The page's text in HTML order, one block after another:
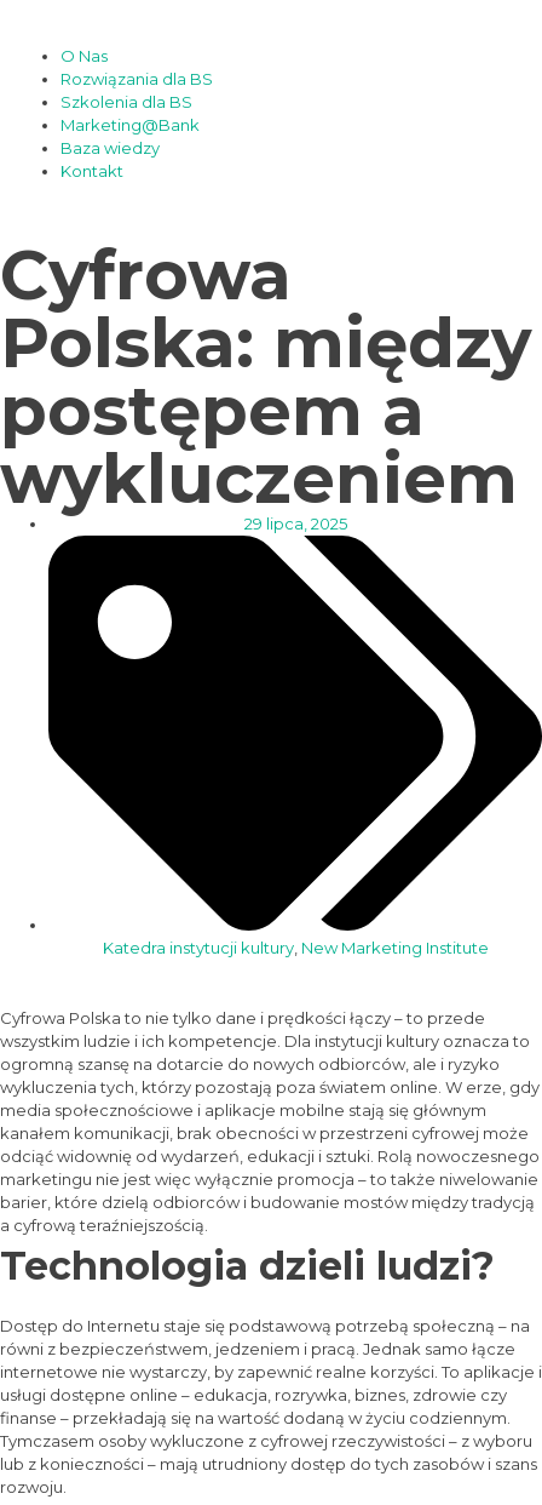
O Nas
Rozwiązania dla BS
Szkolenia dla BS
Marketing@Bank
Baza wiedzy
Kontakt
Cyfrowa
Polska: między
postępem a
wykluczeniem
29 lipca, 2025
Katedra instytucji kultury, New Marketing Institute
Cyfrowa Polska to nie tylko dane i prędkości łączy – to przede
wszystkim ludzie i ich kompetencje. Dla instytucji kultury oznacza to
ogromną szansę na dotarcie do nowych odbiorców, ale i ryzyko
wykluczenia tych, którzy pozostają poza światem online. W erze, gdy
media społecznościowe i aplikacje mobilne stają się głównym
kanałem komunikacji, brak obecności w przestrzeni cyfrowej może
odciąć widownię od wydarzeń, edukacji i sztuki. Rolą nowoczesnego
marketingu nie jest więc wyłącznie promocja – to także niwelowanie
barier, które dzielą odbiorców i budowanie mostów między tradycją
a cyfrową teraźniejszością.
Technologia dzieli ludzi?
Dostęp do Internetu staje się podstawową potrzebą społeczną – na
równi z bezpieczeństwem, jedzeniem i pracą. Jednak samo łącze
internetowe nie wystarczy, by zapewnić realne korzyści. To aplikacje i
usługi dostępne online – edukacja, rozrywka, biznes, zdrowie czy
finanse – przekładają się na wartość dodaną w życiu codziennym.
Tymczasem osoby wykluczone z cyfrowej rzeczywistości – z wyboru
lub z konieczności – mają utrudniony dostęp do tych zasobów i szans
rozwoju.